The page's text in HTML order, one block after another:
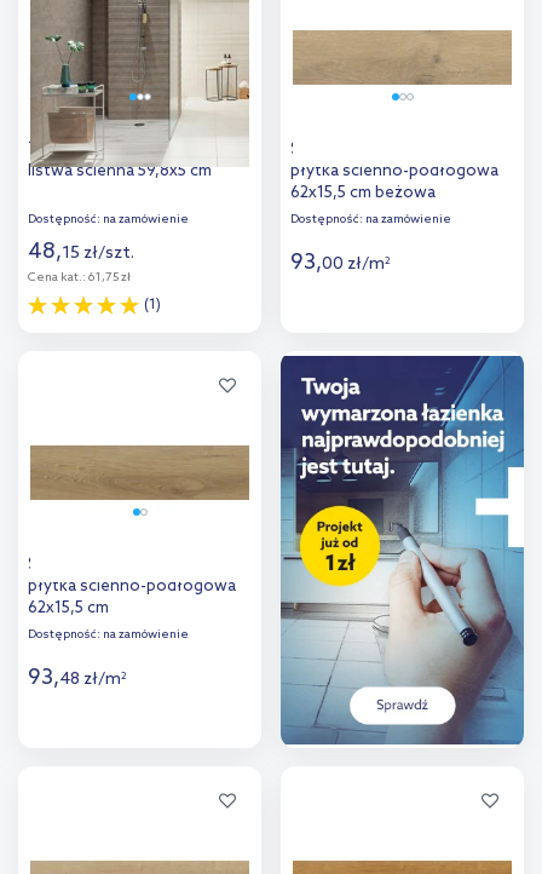
porównania
Tubądzin Steel 14 połysk
listwa ścienna 59,8x5 cm
Dostępność: na zamówienie
48,15 zł/szt.
Cena kat.: 61,75 zł
(1)
Stargres Taiga Sigurd Beige
płytka ścienno-podłogowa
62x15,5 cm beżowa
Dostępność: na zamówienie
93,00 zł/m2
Dodaj do
porównania
Stargres Canadian Beige
płytka ścienno-podłogowa
62x15,5 cm
Dostępność: na zamówienie
93,48 zł/m2